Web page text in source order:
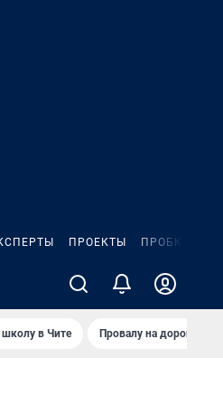
ПРОЕКТЫ ПРОБКИ
в Чите Провалу на дороге